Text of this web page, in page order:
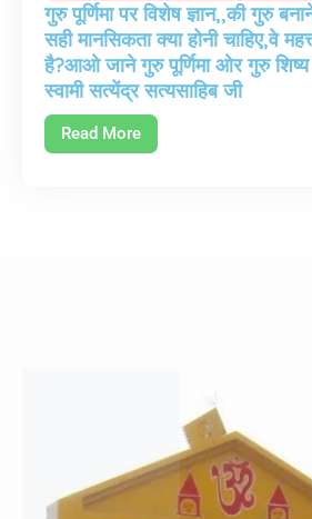
गुरु पूर्णिमा पर विशेष ज्ञान,,की गुरु
सही मानसिकता क्या होनी चाहिए,वे
है?आओ जाने गुरु पूर्णिमा ओर गुरु शिष्य
स्वामी सत्येंद्र सत्यसाहिब जी
Read More